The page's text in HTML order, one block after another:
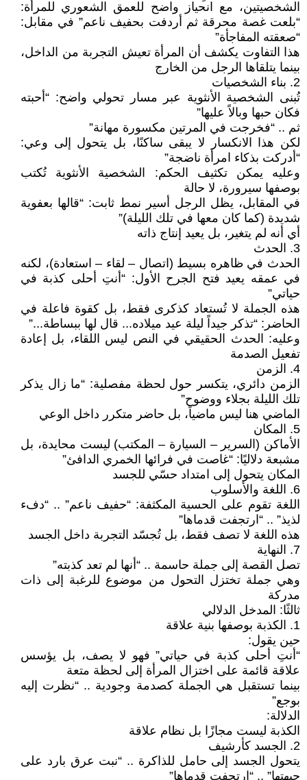
الشخصيتين، مع انحياز واضح للعمق الشعوري للمرأة:
“بلعت غصة محرقة ثم أردفت بحفيف ناعم” في مقابل:
“صعقته المفاجأة”
هذا التفاوت يكشف أن المرأة تعيش التجربة من الداخل،
بينما يتلقاها الرجل من الخارج
2. بناء الشخصيات
تُبنى الشخصية الأنثوية عبر مسار تحولي واضح: “أحبته
فكان حبها وبالاً عليها”
ثم .. “فخرجت في المرتين مكسورة مهانة”
لكن هذا الانكسار لا يبقى ساكنًا، بل يتحول إلى وعي:
“أدركت بذكاء امرأة ناضجة”
وعليه يمكن تكثيف الحكم: الشخصية الأنثوية تُكتب
بوصفها سيرورة، لا حالة
في المقابل، يظل الرجل أسير نمط ثابت: “قالها بعفوية
شديدة (كما كان معها في تلك الليلة)”
أي أنه لم يتغير، بل يعيد إنتاج ذاته
3. الحدث
الحدث في ظاهره بسيط (اتصال – لقاء – استعادة)، لكنه
في عمقه يعيد فتح الجرح الأول: “أنتِ أحلى كذبة في
حياتي”
هذه الجملة لا تُستعاد كذكرى فقط، بل كقوة فاعلة في
الحاضر: “تذكر جيداً ليلة عيد ميلاده... قال لها ببساطة...”
وعليه: الحدث الحقيقي في النص ليس اللقاء، بل إعادة
تفعيل الصدمة
4. الزمن
الزمن دائري، يتكسر حول لحظة مفصلية: “ما زال يذكر
تلك الليلة بجلاء ووضوح”
الماضي هنا ليس ماضياً، بل حاضر متكرر داخل الوعي
5. المكان
الأماكن (السرير – السيارة – المكتب) ليست محايدة، بل
مشبعة دلاليًا: “غاصت في فرائها الخمري الدافئ”
المكان يتحول إلى امتداد حسّي للجسد
6. اللغة والأسلوب
اللغة تقوم على الحسية المكثفة: “حفيف ناعم” .. “دفء
لذيذ” .. “ارتجفت قدماها”
هذه اللغة لا تصف فقط، بل تُجسّد التجربة داخل الجسد
7. النهاية
تصل القصة إلى جملة حاسمة .. “أنها لم تعد كذبته”
وهي جملة تختزل التحول من موضوع للرغبة إلى ذات
مدركة
ثالثًا: المدخل الدلالي
1. الكذبة بوصفها بنية علاقة
حين يقول:
“أنتِ أحلى كذبة في حياتي” فهو لا يصف، بل يؤسس
علاقة قائمة على اختزال المرأة إلى لحظة متعة
بينما تستقبل هي الجملة كصدمة وجودية .. “نظرت إليه
بوجع”
الدلالة:
الكذبة ليست مجازًا بل نظام علاقة
2. الجسد كأرشيف
يتحول الجسد إلى حامل للذاكرة .. “نبت عرق بارد على
جبهتها” .. “ارتجفت قدماها”